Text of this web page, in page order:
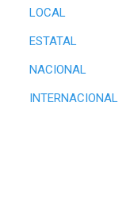
LOCAL
ESTATAL
NACIONAL
INTERNACIONAL